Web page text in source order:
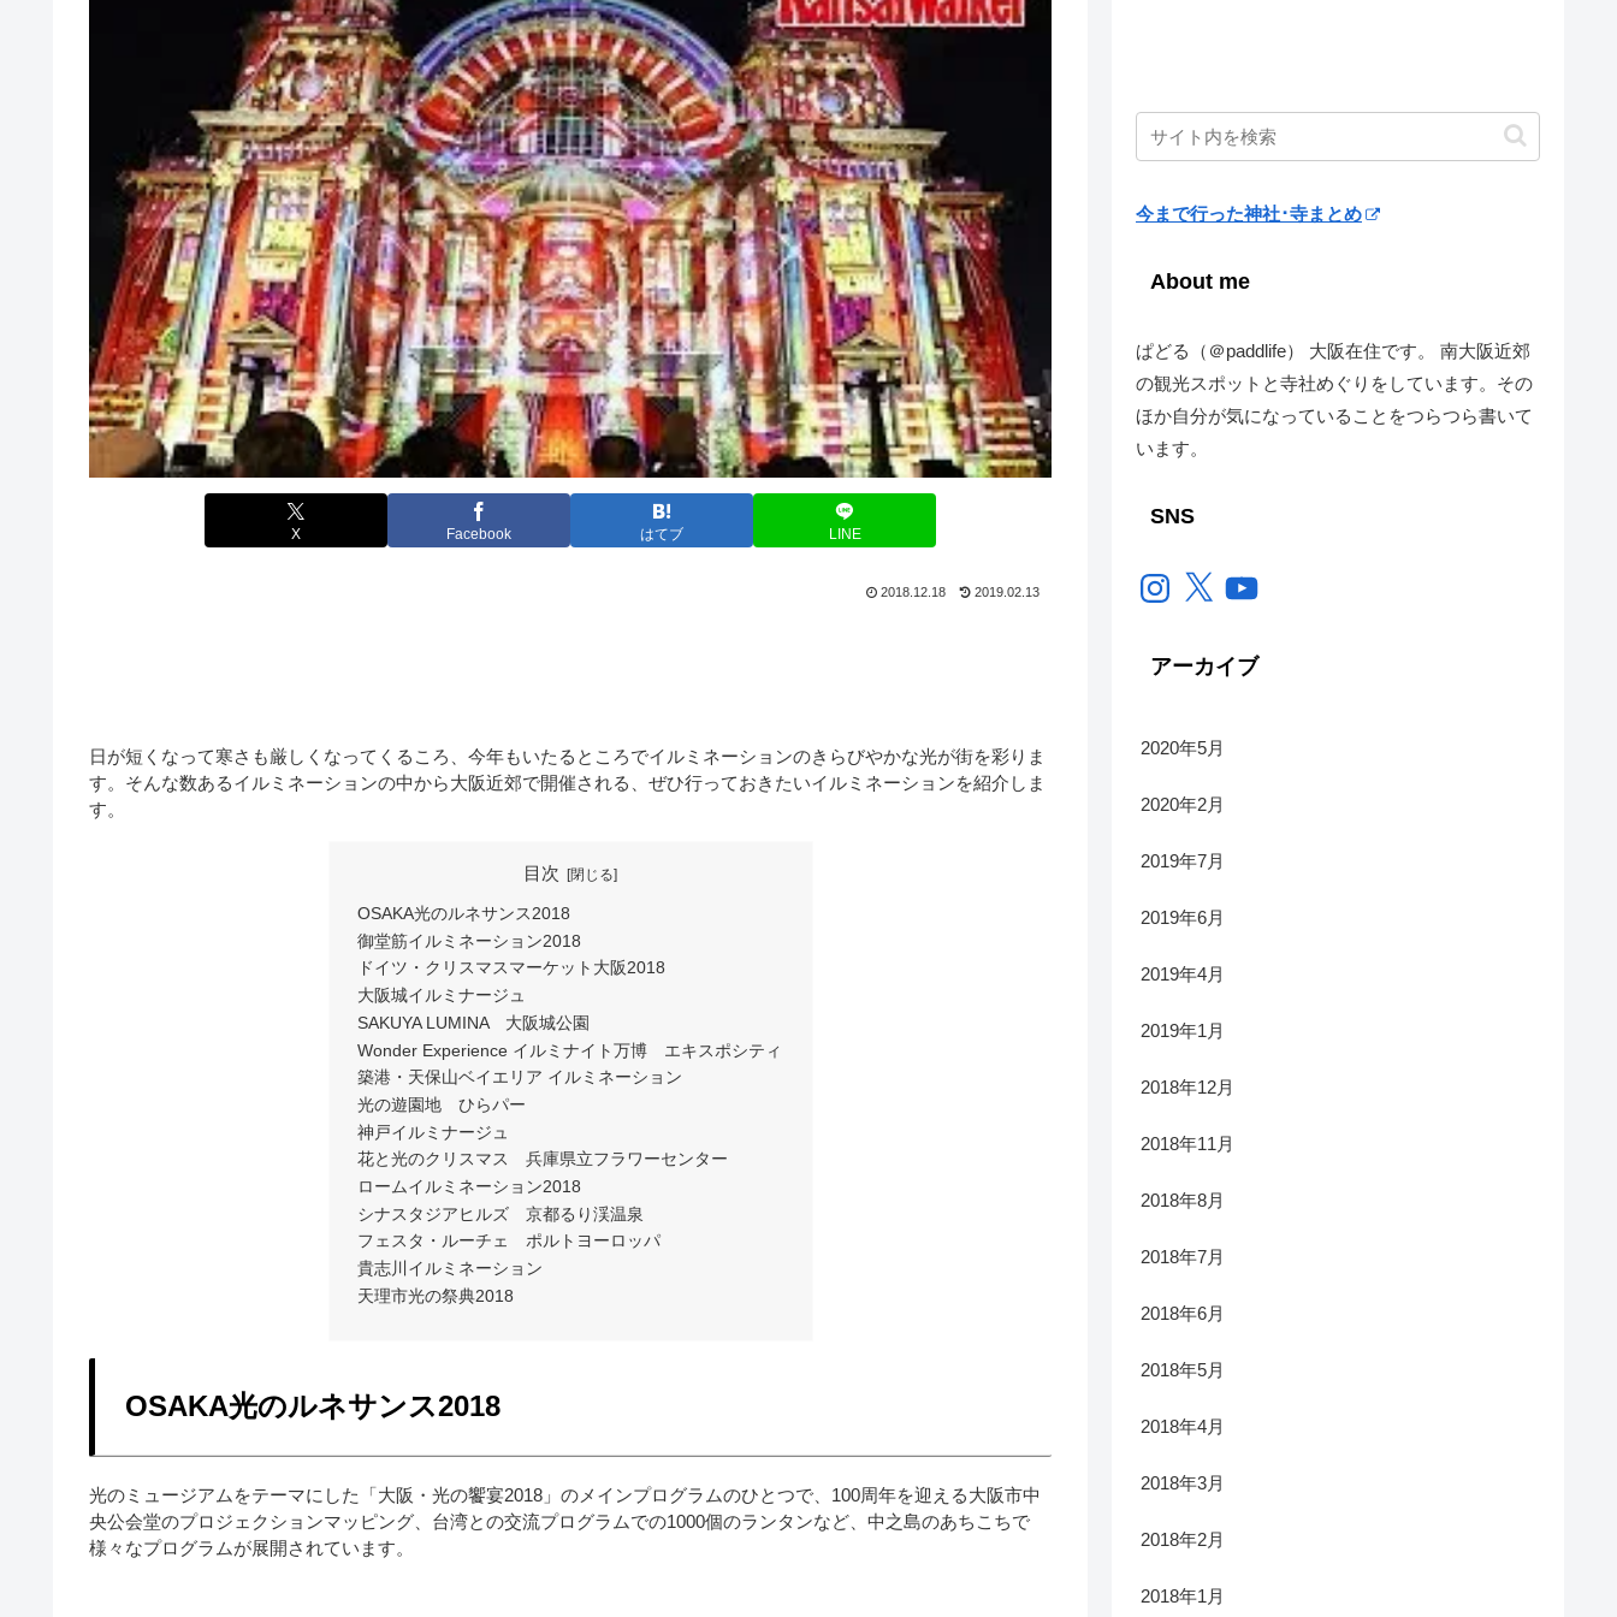
X Facebook はてブ LINE
2018.12.18 2019.02.13
日が短くなって寒さも厳しくなってくるころ、今年もいたるところでイルミネーションのきらびやかな光が街を彩りま
す。そんな数あるイルミネーションの中から大阪近郊で開催される、ぜひ行っておきたいイルミネーションを紹介しま
す。
目次
OSAKA光のルネサンス2018
御堂筋イルミネーション2018
ドイツ・クリスマスマーケット大阪2018
大阪城イルミナージュ
SAKUYA LUMINA 大阪城公園
Wonder Experience イルミナイト万博 エキスポシティ
築港・天保山ベイエリア イルミネーション
光の遊園地 ひらパー
神戸イルミナージュ
花と光のクリスマス 兵庫県立フラワーセンター
ロームイルミネーション2018
シナスタジアヒルズ 京都るり渓温泉
フェスタ・ルーチェ ポルトヨーロッパ
貴志川イルミネーション
天理市光の祭典2018
OSAKA光のルネサンス2018
光のミュージアムをテーマにした「大阪・光の饗宴2018」のメインプログラムのひとつで、100周年を迎える大阪市中
央公会堂のプロジェクションマッピング、台湾との交流プログラムでの1000個のランタンなど、中之島のあちこちで
様々なプログラムが展開されています。
今まで行った神社･寺まとめ
About me
ぱどる（＠paddlife） 大阪在住です。 南大阪近郊
の観光スポットと寺社めぐりをしています。その
ほか自分が気になっていることをつらつら書いて
います。
SNS
Instagram
X YouTube
アーカイブ
2020年5月
2020年2月
2019年7月
2019年6月
2019年4月
2019年1月
2018年12月
2018年11月
2018年8月
2018年7月
2018年6月
2018年5月
2018年4月
2018年3月
2018年2月
2018年1月